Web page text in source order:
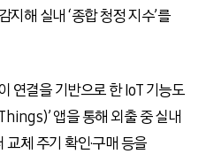
해 실내 ‘종합 청정 지수’를
연결을 기반으로 한 IoT 기능도
앱을 통해 외출 중 실내
체 주기 확인·구매 등을